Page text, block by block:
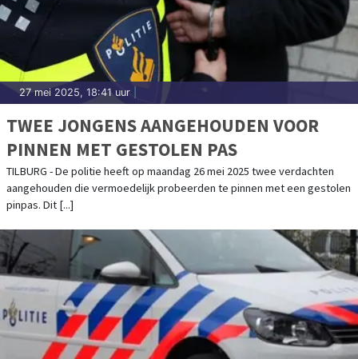
27 mei 2025, 18:41 uur
TWEE JONGENS AANGEHOUDEN VOOR
PINNEN MET GESTOLEN PAS
TILBURG - De politie heeft op maandag 26 mei 2025 twee verdachten
aangehouden die vermoedelijk probeerden te pinnen met een gestolen
pinpas. Dit [...]